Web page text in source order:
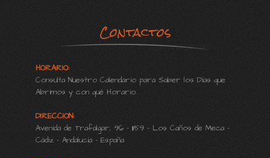
Contactos
HORARIO:
Consulta Nuestro Calendario para Saber los Días que
Abrimos y con qué Horario.
DIRECCION:
Avenida de Trafalgar, 96 - 11159 - Los Caños de Meca -
Cádiz - Andalucía - España